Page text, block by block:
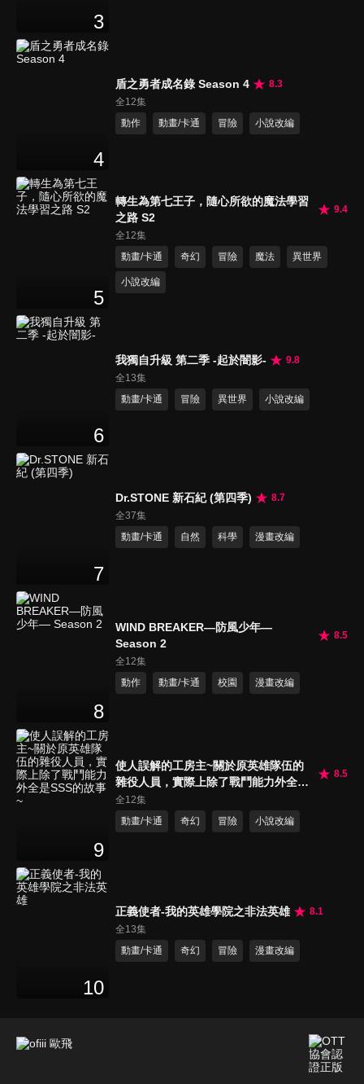
3
4
盾之勇者成名錄 Season 4
8.3
全12集
動作
動畫/卡通 冒險 小說改編
5
轉生為第七王子，隨心所欲的魔法學習
之路 S2
9.4
全12集
動畫/卡通
奇幻 冒險 魔法 異世界
小說改編
6
我獨自升級 第二季 -起於闇影-
9.8
全13集
動畫/卡通
冒險 異世界 小說改編
7
Dr.STONE 新石紀 (第四季)
8.7
全37集
動畫/卡通
自然 科學 漫畫改編
8
WIND BREAKER—防風少年—
Season 2
8.5
全12集
動作
動畫/卡通 校園 漫畫改編
9
使人誤解的工房主~關於原英雄隊伍的
雜役人員，實際上除了戰鬥能力外全是
SSS的故事~
8.5
全12集
動畫/卡通
奇幻 冒險 小說改編
10
正義使者-我的英雄學院之非法英雄
8.1
全13集
動畫/卡通
奇幻 冒險 漫畫改編